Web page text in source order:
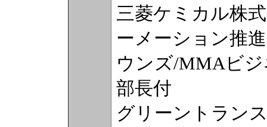
三菱ケミカル株
ーメーション推
ウンズ/MMAビ
部長付
グリーントラン